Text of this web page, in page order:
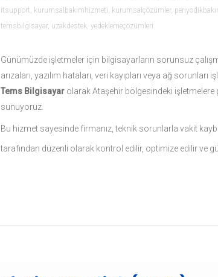
itsupport, kurumsalbakımhizmeti, kurumsalçözümler,
temsbilgisayar, uzakdestek, yedeklemeçözümleri
Günümüzde işletmeler için bilgisayarların sorunsuz
arızaları, yazılım hataları, veri kayıpları veya ağ
Tems Bilgisayar olarak Ataşehir bölgesindeki
sunuyoruz.
Bu hizmet sayesinde firmanız, teknik sorunlarla vakit
tarafından düzenli olarak kontrol edilir, optimize edilir ve